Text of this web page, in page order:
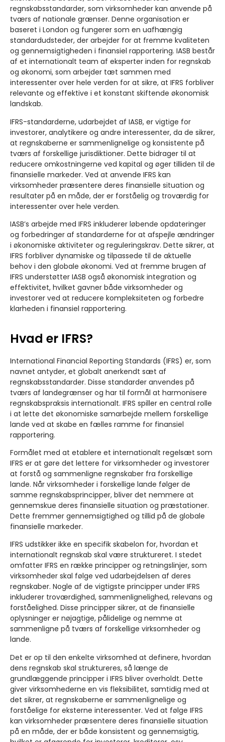
regnskabsstandarder, som virksomheder kan anvende på
tværs af nationale grænser. Denne organisation er
baseret i London og fungerer som en uafhængig
standardudsteder, der arbejder for at fremme kvaliteten
og gennemsigtigheden i finansiel rapportering. IASB består
af et internationalt team af eksperter inden for regnskab
og økonomi, som arbejder tæt sammen med
interessenter over hele verden for at sikre, at IFRS forbliver
relevante og effektive i et konstant skiftende økonomisk
landskab.
IFRS-standarderne, udarbejdet af IASB, er vigtige for
investorer, analytikere og andre interessenter, da de sikrer,
at regnskaberne er sammenlignelige og konsistente på
tværs af forskellige jurisdiktioner. Dette bidrager til at
reducere omkostningerne ved kapital og øger tilliden til de
finansielle markeder. Ved at anvende IFRS kan
virksomheder præsentere deres finansielle situation og
resultater på en måde, der er forståelig og troværdig for
interessenter over hele verden.
IASB’s arbejde med IFRS inkluderer løbende opdateringer
og forbedringer af standarderne for at afspejle ændringer
i økonomiske aktiviteter og reguleringskrav. Dette sikrer, at
IFRS forbliver dynamiske og tilpassede til de aktuelle
behov i den globale økonomi. Ved at fremme brugen af
IFRS understøtter IASB også økonomisk integration og
effektivitet, hvilket gavner både virksomheder og
investorer ved at reducere kompleksiteten og forbedre
klarheden i finansiel rapportering.
Hvad er IFRS?
International Financial Reporting Standards (IFRS) er, som
navnet antyder, et globalt anerkendt sæt af
regnskabsstandarder. Disse standarder anvendes på
tværs af landegrænser og har til formål at harmonisere
regnskabspraksis internationalt. IFRS spiller en central rolle
i at lette det økonomiske samarbejde mellem forskellige
lande ved at skabe en fælles ramme for finansiel
rapportering.
Formålet med at etablere et internationalt regelsæt som
IFRS er at gøre det lettere for virksomheder og investorer
at forstå og sammenligne regnskaber fra forskellige
lande. Når virksomheder i forskellige lande følger de
samme regnskabsprincipper, bliver det nemmere at
gennemskue deres finansielle situation og præstationer.
Dette fremmer gennemsigtighed og tillid på de globale
finansielle markeder.
IFRS udstikker ikke en specifik skabelon for, hvordan et
internationalt regnskab skal være struktureret. I stedet
omfatter IFRS en række principper og retningslinjer, som
virksomheder skal følge ved udarbejdelsen af deres
regnskaber. Nogle af de vigtigste principper under IFRS
inkluderer troværdighed, sammenlignelighed, relevans og
forståelighed. Disse principper sikrer, at de finansielle
oplysninger er nøjagtige, pålidelige og nemme at
sammenligne på tværs af forskellige virksomheder og
lande.
Det er op til den enkelte virksomhed at definere, hvordan
dens regnskab skal struktureres, så længe de
grundlæggende principper i IFRS bliver overholdt. Dette
giver virksomhederne en vis fleksibilitet, samtidig med at
det sikrer, at regnskaberne er sammenlignelige og
forståelige for eksterne interessenter. Ved at følge IFRS
kan virksomheder præsentere deres finansielle situation
på en måde, der er både konsistent og gennemsigtig,